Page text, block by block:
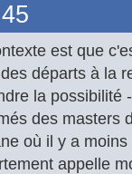
est que
départs à la
la possibilité
des masters
où il y a
appelle